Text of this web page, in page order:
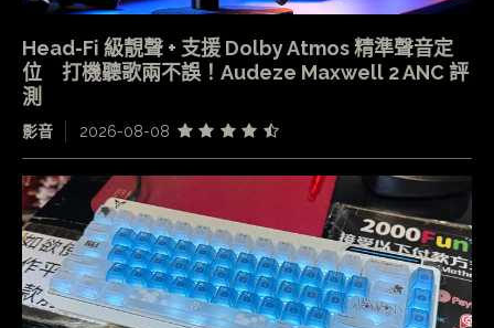
Head-Fi 級靚聲 + 支援 Dolby Atmos 精準聲音定
位 打機聽歌兩不誤！Audeze Maxwell 2 ANC 評
測
影音 2026-08-08